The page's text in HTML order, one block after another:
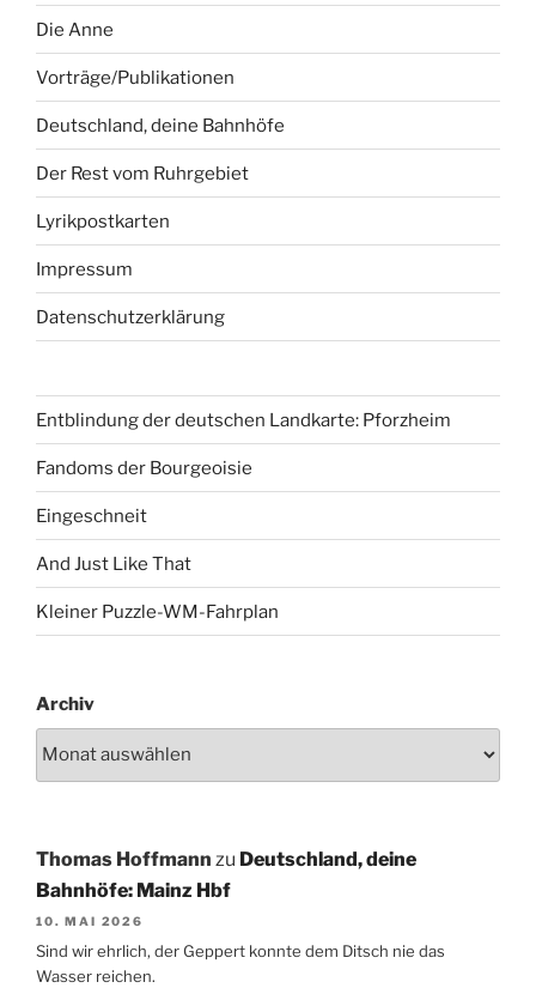
Die Anne
Vorträge/Publikationen
Deutschland, deine Bahnhöfe
Der Rest vom Ruhrgebiet
Lyrikpostkarten
Impressum
Datenschutzerklärung
Entblindung der deutschen Landkarte: Pforzheim
Fandoms der Bourgeoisie
Eingeschneit
And Just Like That
Kleiner Puzzle-WM-Fahrplan
Archiv
Thomas Hoffmann zu Deutschland, deine
Bahnhöfe: Mainz Hbf
10. MAI 2026
Sind wir ehrlich, der Geppert konnte dem Ditsch nie das
Wasser reichen.